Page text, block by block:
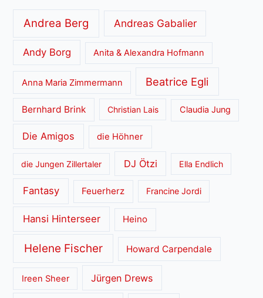
Andrea Berg Andreas Gabalier
Andy Borg Anita & Alexandra Hofmann
Anna Maria Zimmermann Beatrice Egli
Bernhard Brink Christian Lais Claudia Jung
Die Amigos die Höhner
die Jungen Zillertaler DJ Ötzi Ella Endlich
Fantasy Feuerherz Francine Jordi
Hansi Hinterseer Heino
Helene Fischer Howard Carpendale
Ireen Sheer Jürgen Drews